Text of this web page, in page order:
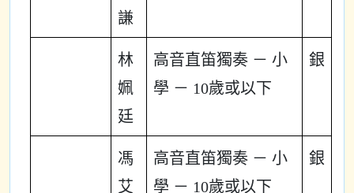
謙
林
姵
廷
高音直笛獨奏 － 小
學 － 10歲或以下
銀
馮
艾
高音直笛獨奏 － 小
學 － 10歲或以下
銀